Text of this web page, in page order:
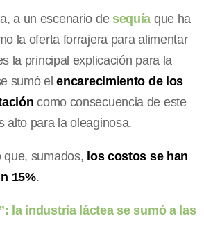
a un escenario de sequía que ha
la oferta forrajera para alimentar
la principal explicación para la
sumó elencarecimiento de los
como consecuencia de este
alto para la oleaginosa.
que, sumados, los costos se han
15%.
la industria láctea se sumó a las